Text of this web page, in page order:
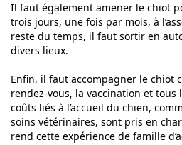
Il faut également amener le chiot
trois jours, une fois par mois, à
reste du temps, il faut sortir en
divers lieux.
Enfin, il faut accompagner le chiot
rendez-vous, la vaccination et tous
coûts liés à l’accueil du chien,
soins vétérinaires, sont pris en
rend cette expérience de famille